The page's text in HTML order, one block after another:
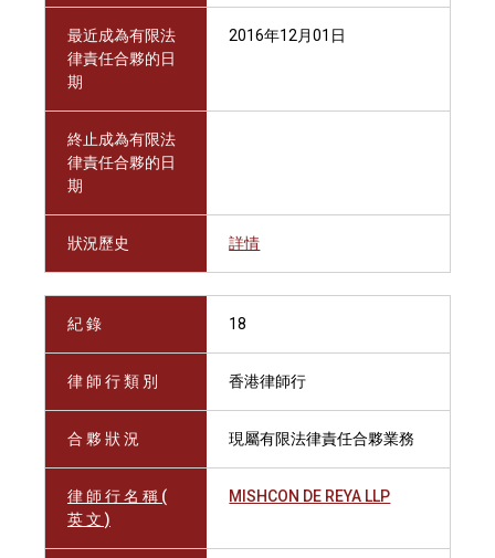
最近成為有限法
律責任合夥的日
期
2016年12月01日
終止成為有限法
律責任合夥的日
期
狀況歷史 詳情
紀 錄 18
律 師 行 類 別 香港律師行
合 夥 狀 況 現屬有限法律責任合夥業務
律 師 行 名 稱 (
英 文 )
MISHCON DE REYA LLP